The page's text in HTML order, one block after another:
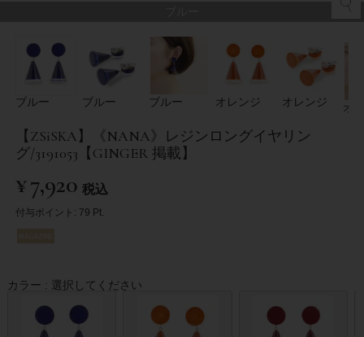
ブルー ブルー ブルー オレンジ オレンジ オ
【ZSiSKA】《NANA》レジンロングイヤリン
グ/3191053【GINGER 掲載】
¥7,920 税込
付与ポイント: 79 Pt.
カラー 選択してください